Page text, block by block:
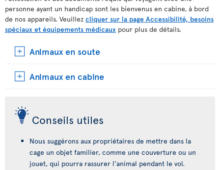
personne ayant un handicap sont les bienvenus en cabine, à bord
de nos appareils. Veuillez cliquer sur la page Accessibilité, besoins
spéciaux et équipements médicaux pour plus de détails.
Animaux en soute
Animaux en cabine
Conseils utiles
Nous suggérons aux propriétaires de mettre dans la
cage un objet familier, comme une couverture ou un
jouet, qui pourra rassurer l'animal pendant le vol.